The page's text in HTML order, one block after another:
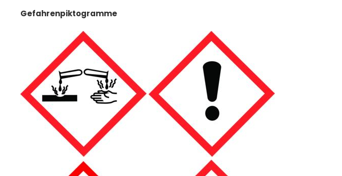
Gefahrenpiktogramme